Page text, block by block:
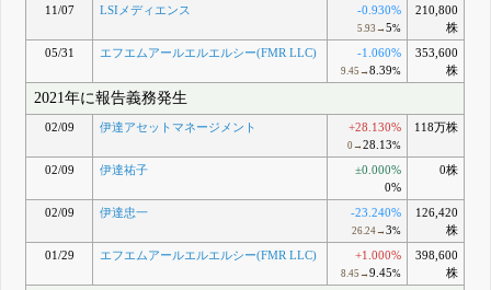
11/07 LSIメディエンス -0.930%
5.93→ 5%
210,800
株
05/31
エフエムアールエルエルシー(FMR LLC) -1.060%
9.45→ 8.39%
353,600
株
2021年に報告義務発生
02/09 伊達アセットマネージメント +28.130%
0→ 28.13%
118万株
02/09 伊達祐子
±0.000%
0%
0株
02/09 伊達忠一 -23.240%
26.24→ 3%
126,420
株
01/29
エフエムアールエルエルシー(FMR LLC) +1.000%
8.45→ 9.45%
398,600
株